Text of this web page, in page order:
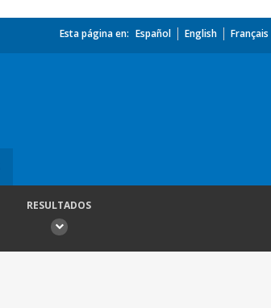
Esta página en: Español English Français
RESULTADOS